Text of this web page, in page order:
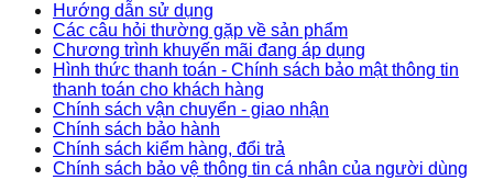
Hướng dẫn sử dụng
Các câu hỏi thường gặp về sản phẩm
Chương trình khuyến mãi đang áp dụng
Hình thức thanh toán - Chính sách bảo mật thông tin
thanh toán cho khách hàng
Chính sách vận chuyển - giao nhận
Chính sách bảo hành
Chính sách kiểm hàng, đổi trả
Chính sách bảo vệ thông tin cá nhân của người dùng